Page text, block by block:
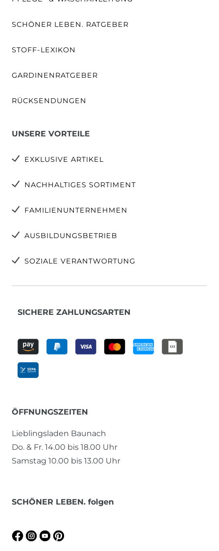
SCHÖNER LEBEN. RATGEBER
STOFF-LEXIKON
GARDINENRATGEBER
RÜCKSENDUNGEN
UNSERE VORTEILE
EXKLUSIVE ARTIKEL
NACHHALTIGES SORTIMENT
FAMILIENUNTERNEHMEN
AUSBILDUNGSBETRIEB
SOZIALE VERANTWORTUNG
SICHERE ZAHLUNGSARTEN
ÖFFNUNGSZEITEN
Lieblingsladen Baunach
Do. & Fr. 14.00 bis 18.00 Uhr
Samstag 10.00 bis 13.00 Uhr
SCHÖNER LEBEN. folgen